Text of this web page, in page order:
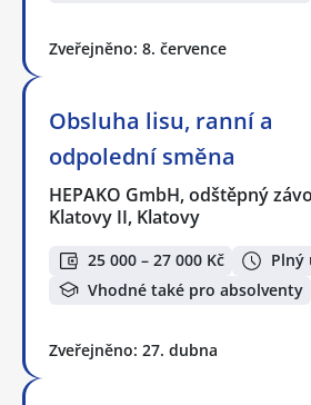
Zveřejněno: 8. července
Obsluha lisu, ranní a
odpolední směna
HEPAKO GmbH, odštěpný
Klatovy II, Klatovy
25 000 – 27 000 Kč
Plný
Vhodné také pro absolventy
Zveřejněno: 27. dubna